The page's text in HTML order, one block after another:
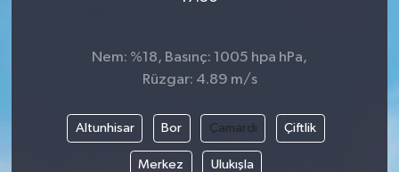
Nem: %18, Basınç: 1005 hpa hPa,
Rüzgar: 4.89 m/s
Altunhisar Bor Çamardı Çiftlik
Merkez Ulukışla